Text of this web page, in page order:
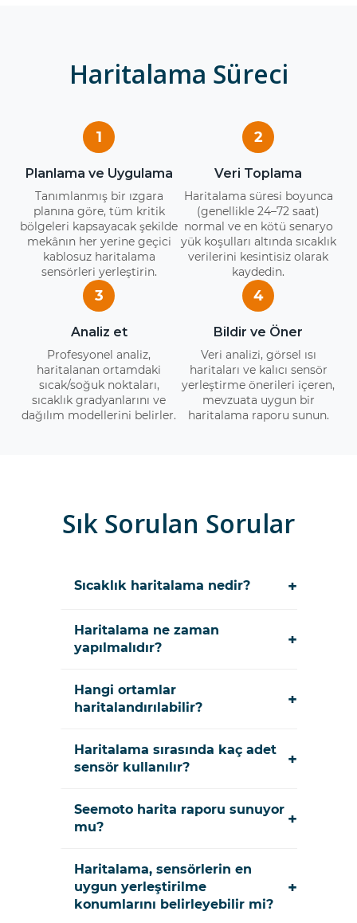
Haritalama Süreci
1
Planlama ve Uygulama
Tanımlanmış bir ızgara
planına göre, tüm kritik
bölgeleri kapsayacak şekilde
mekânın her yerine geçici
kablosuz haritalama
sensörleri yerleştirin.
2
Veri Toplama
Haritalama süresi boyunca
(genellikle 24–72 saat)
normal ve en kötü senaryo
yük koşulları altında sıcaklık
verilerini kesintisiz olarak
kaydedin.
3
Analiz et
Profesyonel analiz,
haritalanan ortamdaki
sıcak/soğuk noktaları,
sıcaklık gradyanlarını ve
dağılım modellerini belirler.
4
Bildir ve Öner
Veri analizi, görsel ısı
haritaları ve kalıcı sensör
yerleştirme önerileri içeren,
mevzuata uygun bir
haritalama raporu sunun.
Sık Sorulan Sorular
Sıcaklık haritalama nedir? +
Haritalama ne zaman
yapılmalıdır?
+
Hangi ortamlar
haritalandırılabilir?
+
Haritalama sırasında kaç adet
sensör kullanılır?
+
Seemoto harita raporu sunuyor
mu?
+
Haritalama, sensörlerin en
uygun yerleştirilme
konumlarını belirleyebilir mi?
+